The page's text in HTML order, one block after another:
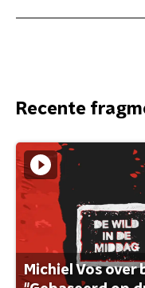
Recente
Michiel Vos over